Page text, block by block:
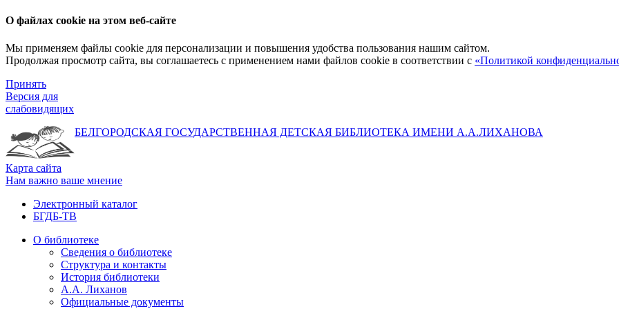
О файлах cookie на этом веб-сайте
Мы применяем файлы cookie для персонализации и повышения удобства пользования нашим сайтом.
Продолжая просмотр сайта, вы соглашаетесь с применением нами файлов cookie в соответствии с «Политикой
Принять
Версия для
слабовидящих
БЕЛГОРОДСКАЯ ГОСУДАРСТВЕННАЯ ДЕТСКАЯ БИБЛИОТЕКА ИМЕНИ А.А.ЛИХАНОВА
Карта сайта
Нам важно ваше мнение
Электронный каталог
БГДБ-ТВ
О библиотеке
Сведения о библиотеке
Структура и контакты
История библиотеки
А.А. Лиханов
Официальные документы